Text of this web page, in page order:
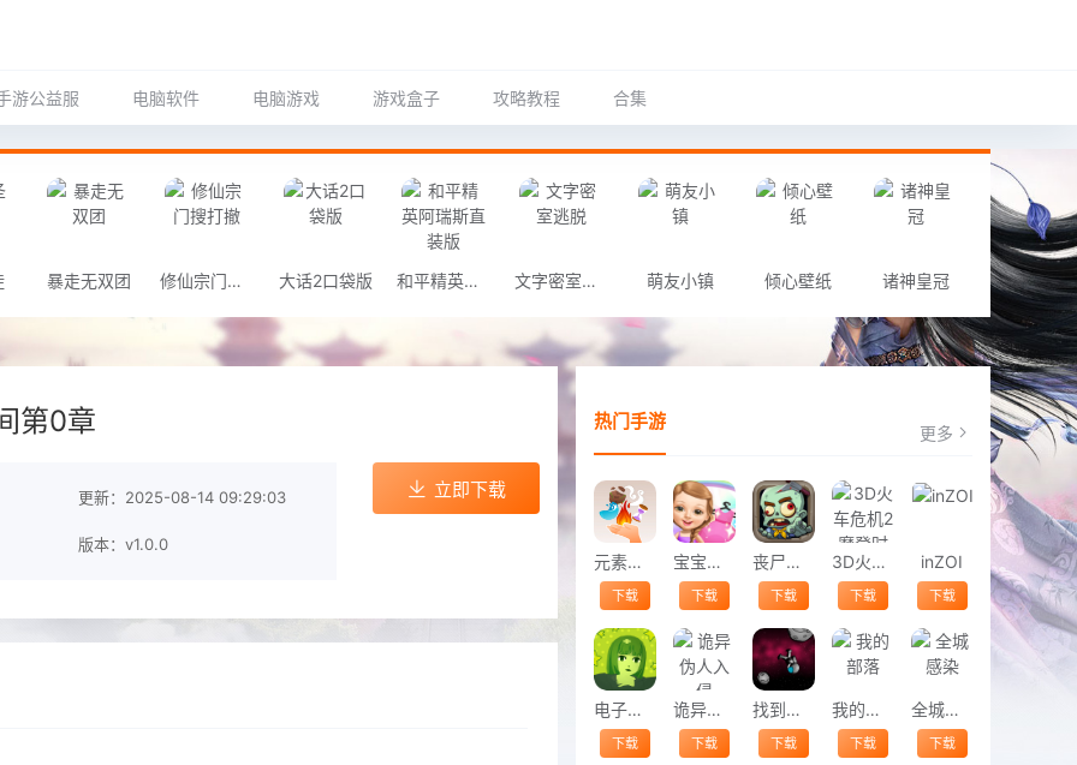
游公益服 电脑软件 电脑游戏 游戏盒子 攻略教程 合集
暴走无双团 修仙宗门搜打撤 大话2口袋版 和平精英阿瑞斯直装版 文字密室逃脱 萌友小镇 倾心壁纸 诸神皇冠
第0章
更新：2025-08-14 09:29:03
版本：v1.0.0
立即下载
热门手游 更多
元素空间手机版
下载
宝宝华丽换装官方版
下载
丧尸猎人最新版
下载
3D火车危机2摩登时代
下载
inZOI
下载
电子女孩子中文版
下载
诡异伪人入侵
下载
找到我的太空飞船游戏
下载
我的部落
下载
全城感染
下载